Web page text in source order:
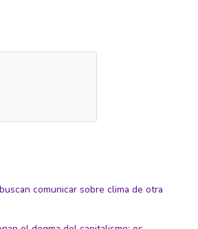
comunicar sobre clima de otra